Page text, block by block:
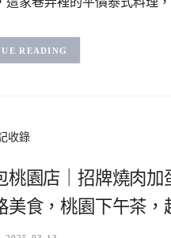
READING
收錄
桃園店｜招牌燒肉
美食，桃園下午茶，